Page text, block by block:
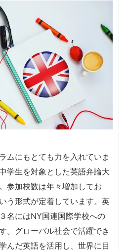
ムにもとても力を入れていま
学生を対象とした英語弁論大
参加校数は年々増加してお
う形式が定着しています。英
名にはNY国連国際学校への
。グローバル社会で活躍でき
んだ英語を活用し、世界に目